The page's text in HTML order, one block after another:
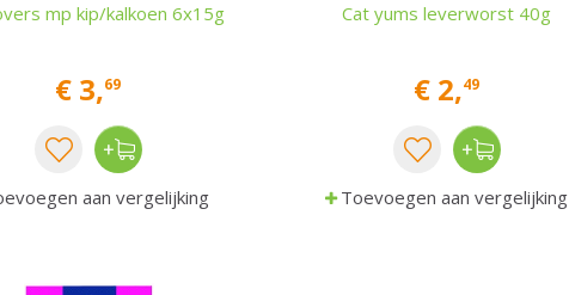
mp kip/kalkoen 6x15g
€ 3,69
aan vergelijking
Cat yums leverworst 40g
€ 2,49
Toevoegen aan vergelijking